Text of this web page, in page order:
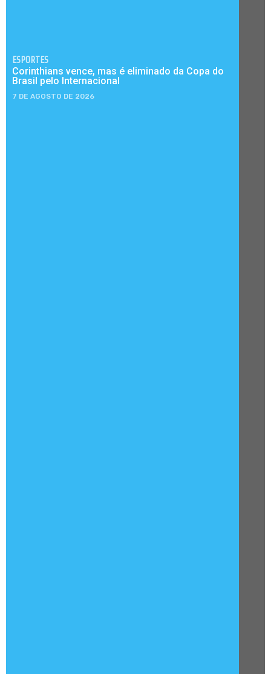
ESPORTES
Corinthians vence, mas é eliminado da Copa do
Brasil pelo Internacional
7 DE AGOSTO DE 2026